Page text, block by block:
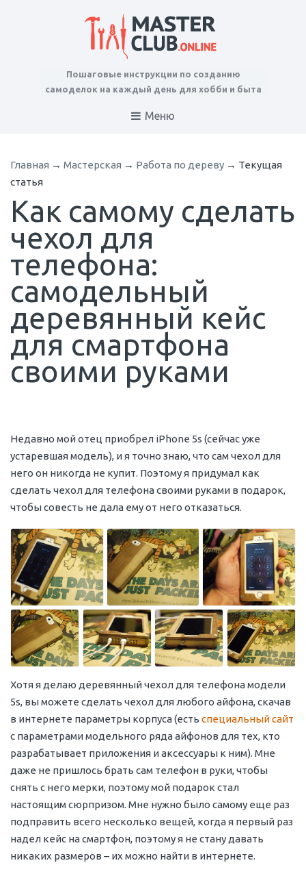
Пошаговые инструкции по созданию
самоделок на каждый день для хобби и быта
Меню
Главная → Мастерская → Работа по дереву → Текущая
статья
Как самому сделать
чехол для
телефона:
самодельный
деревянный кейс
для смартфона
своими руками
Недавно мой отец приобрел iPhone 5s (сейчас уже
устаревшая модель), и я точно знаю, что сам чехол для
него он никогда не купит. Поэтому я придумал как
сделать чехол для телефона своими руками в подарок,
чтобы совесть не дала ему от него отказаться.
Хотя я делаю деревянный чехол для телефона модели
5s, вы можете сделать чехол для любого айфона, скачав
в интернете параметры корпуса (есть специальный сайт
с параметрами модельного ряда айфонов для тех, кто
разрабатывает приложения и аксессуары к ним). Мне
даже не пришлось брать сам телефон в руки, чтобы
снять с него мерки, поэтому мой подарок стал
настоящим сюрпризом. Мне нужно было самому еще раз
подправить всего несколько вещей, когда я первый раз
надел кейс на смартфон, поэтому я не стану давать
никаких размеров – их можно найти в интернете.